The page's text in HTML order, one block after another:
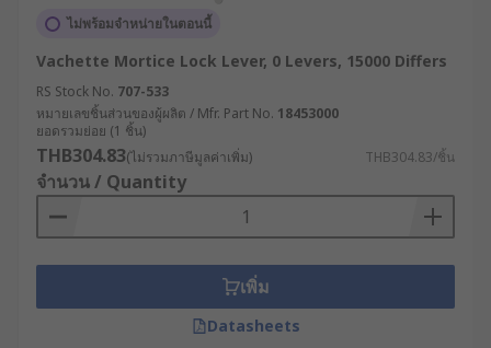
Mortice locks are made from metal and come in
different finishes, for example, polished brass,
satin chrome and stainless steel.
Types of mortice lock:
There are 2 main types of mortice locks
Sashlocks and Deadlocks.
SashLocksfeature a lock, latch and handle
so you can open and close the door without
it locking behind you. It features a deadbolt
which locks the door with a key. The latch is
ไม่พร้อมจำหน่ายในตอนนี้
Vachette Mortice Lock Lever, 0 Levers, 15000 Differs
RS Stock No. 707-533
หมายเลขชิ้นส่วนของผู้ผลิต / Mfr. Part No. 18453000
ยอดรวมย่อย (1 ชิ้น)
THB304.83(ไม่รวมภาษีมูลค่าเพิ่ม) THB304.83/ชิ้น
จำนวน / Quantity
เพิ่ม
Datasheets